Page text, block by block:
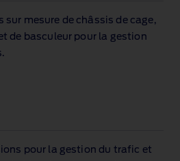
sur mesure de châssis de cage,
de basculeur pour la gestion
pour la gestion du trafic et